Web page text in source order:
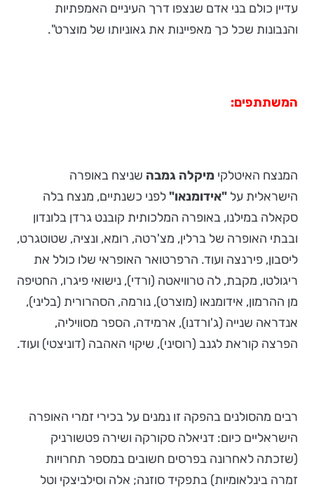
עדיין כולם בני אדם שנצפו דרך העיניים האמפתיות
והנבונות שכל כך מאפיינות את גאוניותו של מוצרט".
המשתתפים:
המנצח האיטלקי מיקלה גמבה שניצח באופרה
הישראלית על "אידומנאו"לפני כשנתיים, מנצח בלה
סקאלה במילנו, באופרה המלכותית קובנט גרדן בלונדון
ובבתי האופרה של ברלין, מצ'רטה, רומא, ונציה, שטוטגרט,
ליסבון, פירנצה ועוד. הרפרטואר האופראי שלו כולל את
ריגולטו, מקבת, לה טרוויאטה (ורדי), נישואי פיגרו, החטיפה
מן ההרמון, אידומנאו (מוצרט), נורמה, הסהרורית (בליני),
אנדראה שנייה (ג'ורדנו), ארמידה, הספר מסוויליה,
הפרצה קוראת לגנב (רוסיני), שיקוי האהבה (דוניצטי) ועוד.
רבים מהסולנים בהפקה זו נמנים על בכירי זמרי האופרה
הישראליים כיום: דניאלה סקורקה ושירה פטשורניק
(שזכתה לאחרונה בפרסים חשובים במספר תחרויות
זמרה בינלאומיות) בתפקיד סוזנה; אלה וסילביצקי וטל